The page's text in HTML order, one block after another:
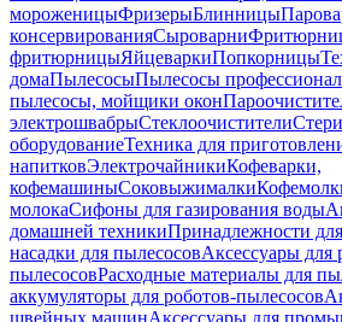
мороженицыФризерыБлинницы
консервированияСыроварни
фритюрницыЯйцеваркиПопкорницы
домаПылесосыПылесосы
пылесосы, мойщики окон
электрошвабрыСтеклоочистители
оборудованиеТехника для
напитковЭлектрочайникиКофеварки,
кофемашиныСоковыжималки
молокаСифоны для газирования воды
домашней техникиПринадлежности
насадки для пылесосовАксессуары для
пылесосовРасходные материалы для
аккумуляторы для роботов-пылесосов
швейных машинАксессуары для